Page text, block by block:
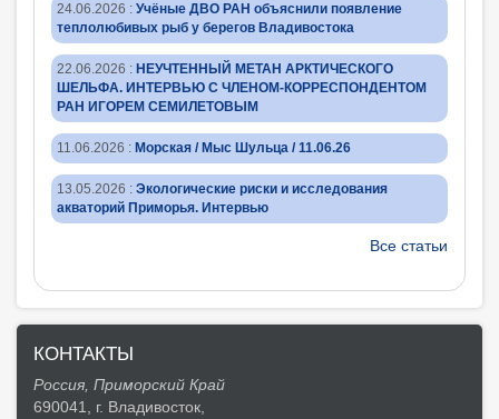
24.06.2026 : Учёные ДВО РАН объяснили появление
теплолюбивых рыб у берегов Владивостока
22.06.2026 : НЕУЧТЕННЫЙ МЕТАН АРКТИЧЕСКОГО
ШЕЛЬФА. ИНТЕРВЬЮ С ЧЛЕНОМ-КОРРЕСПОНДЕНТОМ
РАН ИГОРЕМ СЕМИЛЕТОВЫМ
11.06.2026 : Морская / Мыс Шульца / 11.06.26
13.05.2026 : Экологические риски и исследования
акваторий Приморья. Интервью
Все статьи
КОНТАКТЫ
Россия, Приморский Край
690041, г. Владивосток,